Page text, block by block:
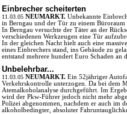
Einbrecher scheiterten
11.03.05 NEUMARKT. Unbekannte
in Berngau und der Tür zu einem
In Berngau versuchte der Täter an der
verschiedenen Werkzeugen eine Tür
In der gleichen Nacht hielt auch eine
eines Einbrechers stand, ins Gebäude zu
entstand mehrere hundert Euro Schaden an
Unbelehrbar...
11.03.05 NEUMARKT. Ein 52jähriger
Verkehrskontrolle unterzogen. Da bei dem
Atemalkoholanalyse durchgeführt. Im
wird der Pkw-Führer jedoch nicht mehr
Polizei abgenommen, nachdem er auch im
alkoholbedingter, absoluter